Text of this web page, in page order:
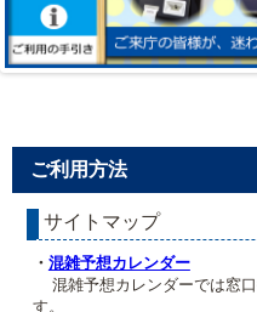
リアルタイム受付番号状
メール通知登録
モバイルサイト
アクセス
区役所フロアマップ
ご利用方法
サイトマップ
・ 混雑予想カレンダー
混雑予想カレンダーでは窓
す。